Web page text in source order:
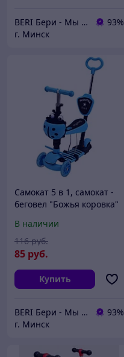
BERI Бери - Мы ненавидим демпинг, но нас вынуждают конкуренты
93%
г. Минск
Самокат 5 в 1, самокат -
беговел "Божья коровка"
Scooter, беговел, голубой
4110
В наличии
85 руб.
116 руб.
Купить
BERI Бери - Мы ненавидим демпинг, но нас вынуждают конкуренты
93%
г. Минск